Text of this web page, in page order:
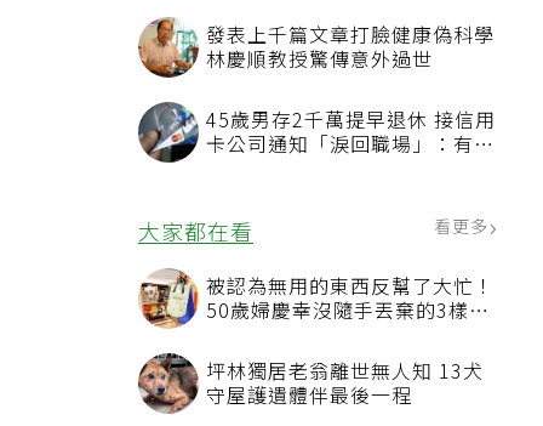
發表上千篇文章打臉健康偽科學
林慶順教授驚傳意外過世
45歲男存2千萬提早退休 接信用
卡公司通知「淚回職場」：有錢
大家都在看 看更多
被認為無用的東西反幫了大忙！
50歲婦慶幸沒隨手丟棄的3樣物
坪林獨居老翁離世無人知 13犬
守屋護遺體伴最後一程